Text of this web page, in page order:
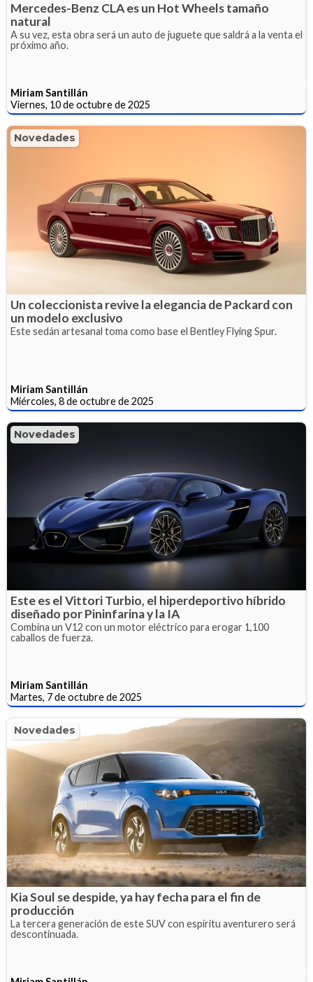
Mercedes-Benz CLA es un Hot Wheels tamaño
natural
A su vez, esta obra será un auto de juguete que saldrá a la venta el
próximo año.
Miriam Santillán
Viernes, 10 de octubre de 2025
Novedades
Un coleccionista revive la elegancia de Packard con
un modelo exclusivo
Este sedán artesanal toma como base el Bentley Flying Spur.
Miriam Santillán
Miércoles, 8 de octubre de 2025
Novedades
Este es el Vittori Turbio, el hiperdeportivo híbrido
diseñado por Pininfarina y la IA
Combina un V12 con un motor eléctrico para erogar 1,100
caballos de fuerza.
Miriam Santillán
Martes, 7 de octubre de 2025
Novedades
Kia Soul se despide, ya hay fecha para el fin de
producción
La tercera generación de este SUV con espíritu aventurero será
descontinuada.